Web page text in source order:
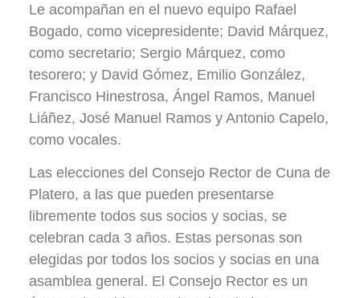
Le acompañan en el nuevo equipo Rafael
Bogado, como vicepresidente; David Márquez,
como secretario; Sergio Márquez, como
tesorero; y David Gómez, Emilio González,
Francisco Hinestrosa, Ángel Ramos, Manuel
Liáñez, José Manuel Ramos y Antonio Capelo,
como vocales.
Las elecciones del Consejo Rector de Cuna de
Platero, a las que pueden presentarse
libremente todos sus socios y socias, se
celebran cada 3 años. Estas personas son
elegidas por todos los socios y socias en una
asamblea general. El Consejo Rector es un